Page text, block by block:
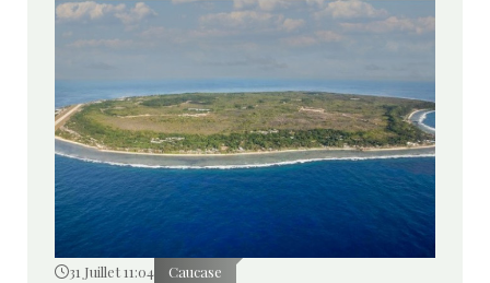
31 Juillet 11:04 Caucase